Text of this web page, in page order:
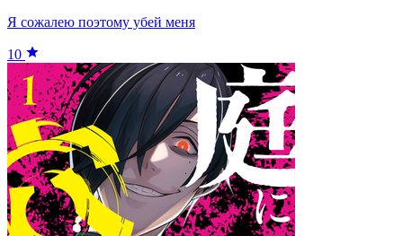
Я сожалею поэтому убей меня
10